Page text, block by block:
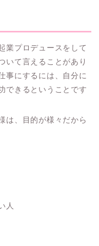
業プロデュースをして
いて言えることがあり
事にするには、自分に
できるということです
は、目的が様々だから
人